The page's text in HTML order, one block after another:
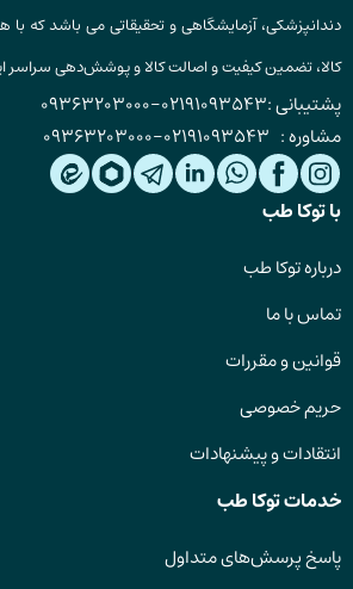
دندانپزشکی، آزمایشگاهی و تحقیقاتی می باشد که
کالا، تضمین کیفیت و اصالت کالا و پوشش‌دهی سراسر
پشتیبانی :02191093543
-
09363203000
مشاوره : 02191093543
-
09363203000
با توکا طب
درباره توکا طب
تماس با ما
قوانین و مقررات
حریم خصوصی
انتقادات و پیشنهادات
خدمات توکا طب
پاسخ پرسش‌های متداول